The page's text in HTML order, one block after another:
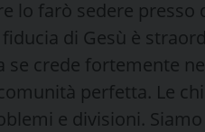
lo farò sedere presso
di Gesù è
se crede fortemente
perfetta. Le
e divisioni.